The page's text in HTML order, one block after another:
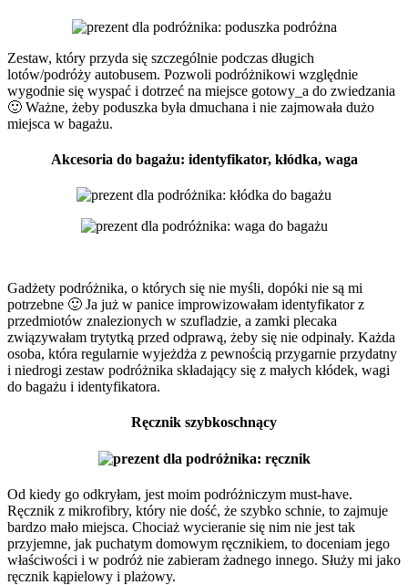
Zestaw, który przyda się szczególnie podczas długich
lotów/podróży autobusem. Pozwoli podróżnikowi względnie
wygodnie się wyspać i dotrzeć na miejsce gotowy_a do zwiedzania
🙂 Ważne, żeby poduszka była dmuchana i nie zajmowała dużo
miejsca w bagażu.
Akcesoria do bagażu: identyfikator, kłódka, waga
Gadżety podróżnika, o których się nie myśli, dopóki nie są mi
potrzebne 🙂 Ja już w panice improwizowałam identyfikator z
przedmiotów znalezionych w szufladzie, a zamki plecaka
związywałam trytytką przed odprawą, żeby się nie odpinały. Każda
osoba, która regularnie wyjeżdża z pewnością przygarnie przydatny
i niedrogi zestaw podróżnika składający się z małych kłódek, wagi
do bagażu i identyfikatora.
Ręcznik szybkoschnący
Od kiedy go odkryłam, jest moim podróżniczym must-have.
Ręcznik z mikrofibry, który nie dość, że szybko schnie, to zajmuje
bardzo mało miejsca. Chociaż wycieranie się nim nie jest tak
przyjemne, jak puchatym domowym ręcznikiem, to doceniam jego
właściwości i w podróż nie zabieram żadnego innego. Służy mi jako
ręcznik kąpielowy i plażowy.